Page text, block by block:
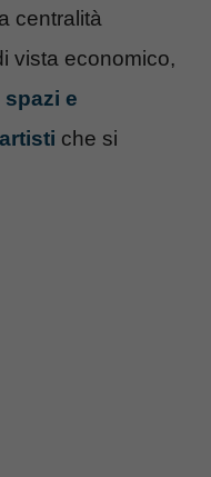
centralità
vista economico,
spazi e
che si